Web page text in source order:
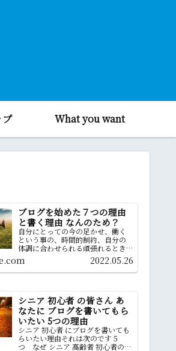
プ What you want
ブログを始めた７つの理由
と書く理由 なんのため？
自分にとっての今の足かせ、働く
という事の、時間的制約、自分の
体調に合わせられる頑張れるとき
に頑張ってやばい時には休む、場
所的制約どこでも出来る、ベッド
でも出来る自由な働き方ができる
2022.05.26
シニア 初心者 の皆さん あ
なたに ブログを書いてもら
いたい 5つの理由
シニア 初心者 にブログを書いても
らいたい理由それは次のです５
つ なぜ シニア 高齢者 初心者の皆